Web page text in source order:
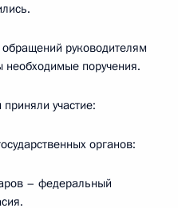
руководителям
необходимые поручения.
участие:
органов:
– федеральный